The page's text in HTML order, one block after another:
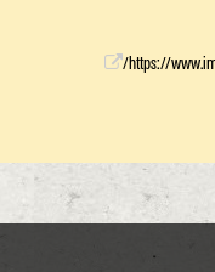
https://